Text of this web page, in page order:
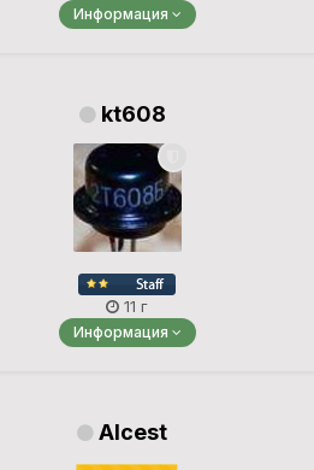
Информация
kt608
11 г
Информация
Alcest